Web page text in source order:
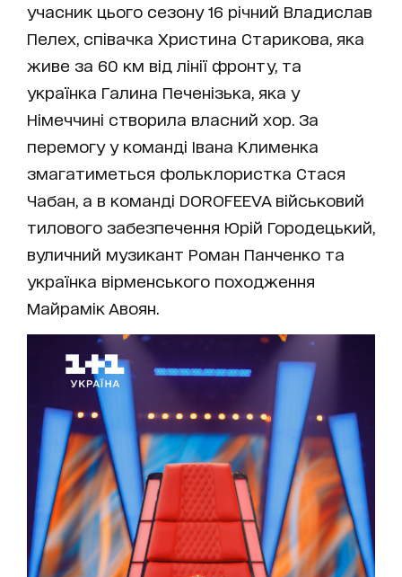
учасник цього сезону 16 річний Владислав
Пелех, співачка Христина Старикова, яка
живе за 60 км від лінії фронту, та
українка Галина Печенізька, яка у
Німеччині створила власний хор. За
перемогу у команді Івана Клименка
змагатиметься фольклористка Стася
Чабан, а в команді DOROFEEVA військовий
тилового забезпечення Юрій Городецький,
вуличний музикант Роман Панченко та
українка вірменського походження
Майрамік Авоян.